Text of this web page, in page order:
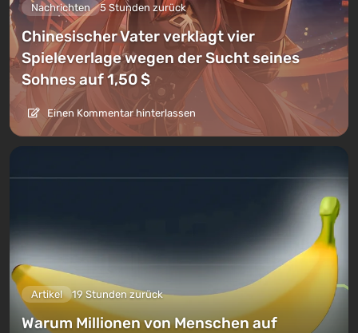
Nachrichten 5 Stunden zurück
Chinesischer Vater verklagt vier
Spieleverlage wegen der Sucht seines
Sohnes auf 1,50 $
Einen Kommentar hinterlassen
Artikel 19 Stunden zurück
Warum Millionen von Menschen auf